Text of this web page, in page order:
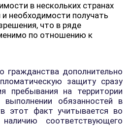
в нескольких странах
и необходимости получать
что в ряде
по отношению к
гражданства дополнительно
защиту сразу
пребывания на территории
обязанностей в
этот факт учитывается во
соответствующего